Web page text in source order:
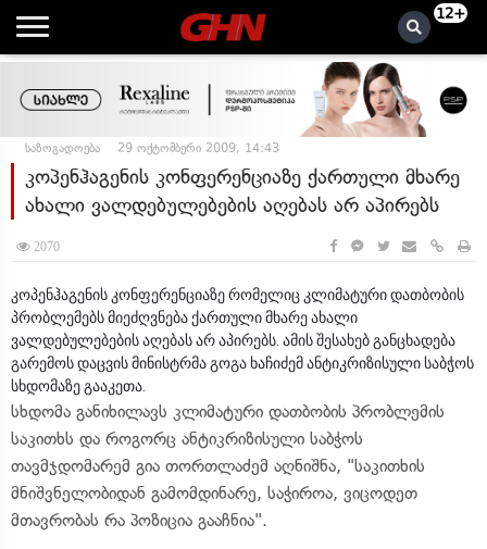
12+
საზოგადოება 29 ოქტომბერი 2009, 14:43
კოპენჰაგენის კონფერენციაზე ქართული მხარე
ახალი ვალდებულებების აღებას არ აპირებს
2070
კოპენჰაგენის კონფერენციაზე რომელიც კლიმატური დათბობის
პრობლემებს მიეძღვნება ქართული მხარე ახალი
ვალდებულებების აღებას არ აპირებს. ამის შესახებ განცხადება
გარემოს დაცვის მინისტრმა გოგა ხაჩიძემ ანტიკრიზისული საბჭოს
სხდომაზე გააკეთა.
სხდომა განიხილავს კლიმატური დათბობის პრობლემის
საკითხს და როგორც ანტიკრიზისული საბჭოს
თავმჯდომარემ გია თორთლაძემ აღნიშნა, "საკითხის
მნიშვნელობიდან გამომდინარე, საჭიროა, ვიცოდეთ
მთავრობას რა პოზიცია გააჩნია".